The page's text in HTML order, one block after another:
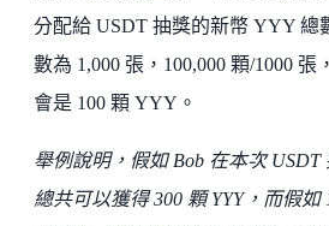
分配給 USDT 抽獎的新幣 YYY 總
數為 1,000 張，100,000 顆/1000
會是 100 顆 YYY。
舉例說明，假如 Bob 在本次
總共可以獲得 300 顆 YYY，而假如